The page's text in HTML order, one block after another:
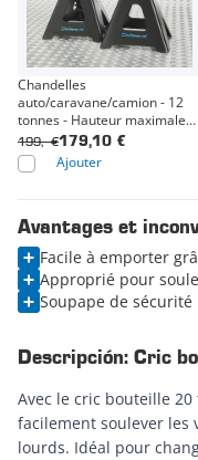
Chandelles
auto/caravane/camion - 12
tonnes - Hauteur maximale
74,5 cm179,10 €
199,- €
Ajouter
Avantages et
Facile à emporter
Approprié pour
Soupape de
Descripción: Cric
Avec le cric bouteille
facilement soulever les
lourds. Idéal pour